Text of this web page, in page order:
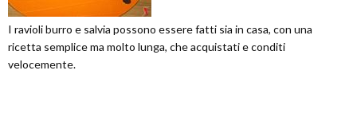
I ravioli burro e salvia possono essere fatti sia in casa, con una
ricetta semplice ma molto lunga, che acquistati e conditi
velocemente.